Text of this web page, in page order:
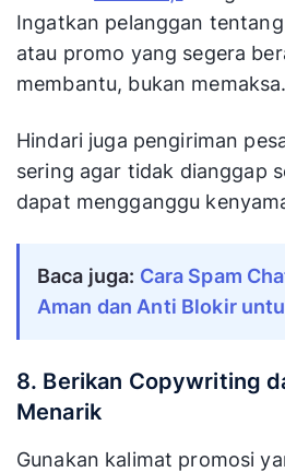
Ingatkan pelanggan
atau promo yang segera
membantu, bukan memaksa.
Hindari juga pengiriman
sering agar tidak dianggap
dapat mengganggu
Baca juga: Cara Spam
Aman dan Anti Blokir
8. Berikan Copywriting
Menarik
Gunakan kalimat promosi